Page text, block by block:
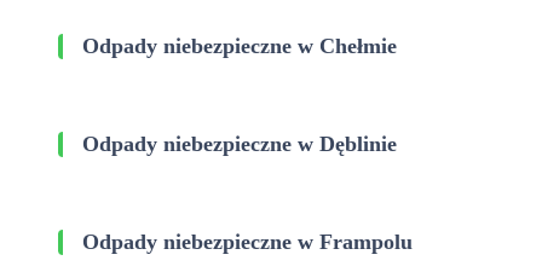
Odpady niebezpieczne w Chełmie
Odpady niebezpieczne w Dęblinie
Odpady niebezpieczne w Frampolu